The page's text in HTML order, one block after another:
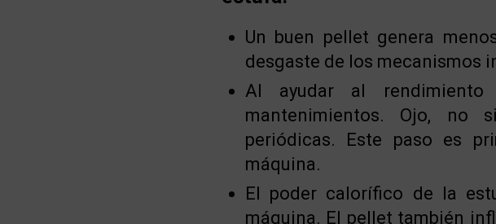
Un buen pellet genera
desgaste de los mecanismos
Al ayudar al
mantenimientos. Ojo, no
periódicas. Este paso es
máquina.
El poder calorífico de la
máquina. El pellet también